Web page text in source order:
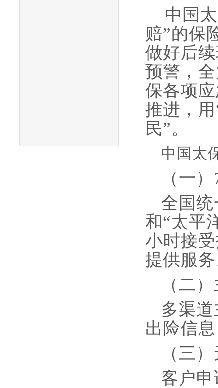
中国
赔”的保
做好后
预警，
保各项
推进，
民”。
中国太
（一
全国统
和“太平
小时接
提供服
（二
多渠
出险信
（三
客户